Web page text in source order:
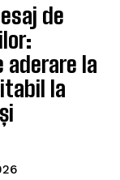
de
aderare la
la